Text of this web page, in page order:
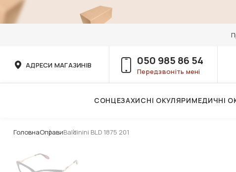
АДРЕСИ МАГАЗИНІВ 050 985 86 54
Передзвоніть мені
СОНЦЕЗАХИСНІ ОКУЛЯРИМЕДИЧНІ
ГоловнаОправиBaldinini BLD 1875 201